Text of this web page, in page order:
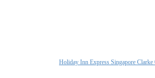
Holiday Inn Express Singapore